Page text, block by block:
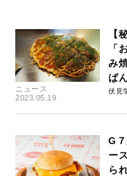
ニュース
2023.05.19
【
「
み
ば
伏見
G
ー
ら